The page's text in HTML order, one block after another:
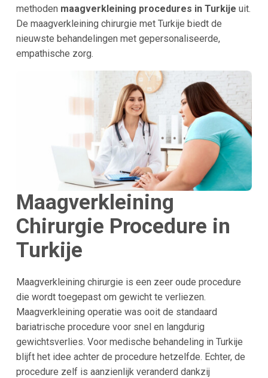
methoden maagverkleining procedures in Turkije uit.
De maagverkleining chirurgie met Turkije biedt de
nieuwste behandelingen met gepersonaliseerde,
empathische zorg.
Maagverkleining
Chirurgie Procedure in
Turkije
Maagverkleining chirurgie is een zeer oude procedure
die wordt toegepast om gewicht te verliezen.
Maagverkleining operatie was ooit de standaard
bariatrische procedure voor snel en langdurig
gewichtsverlies. Voor medische behandeling in Turkije
blijft het idee achter de procedure hetzelfde. Echter, de
procedure zelf is aanzienlijk veranderd dankzij